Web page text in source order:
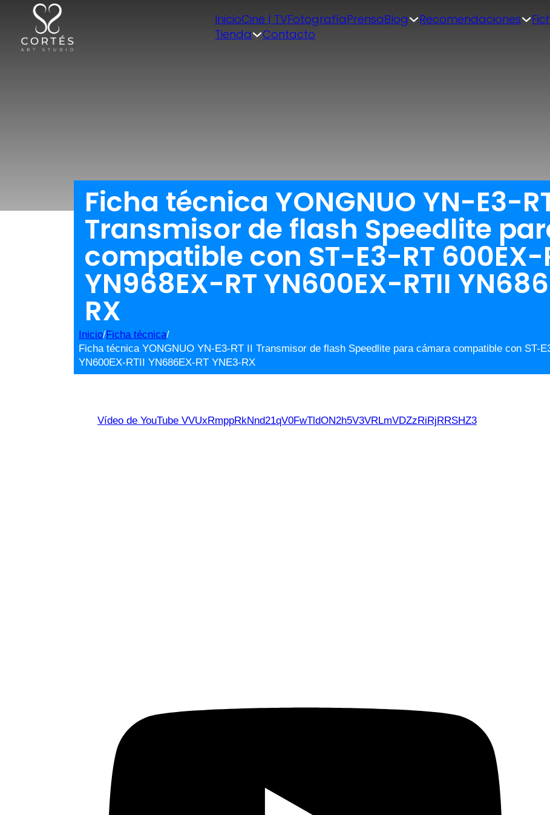
InicioCine | TVFotografíaPrensaBlog Recomendaciones
Tienda
Contacto
Ficha técnica YONGNUO YN-E3-
Transmisor de flash Speedlite
compatible con ST-E3-RT 600EX-
YN968EX-RT YN600EX-RTII
RX
Inicio/Ficha técnica/
Ficha técnica YONGNUO YN-E3-RT II Transmisor de flash Speedlite para cámara compatible con ST-
YN600EX-RTII YN686EX-RT YNE3-RX
Vídeo de YouTube VVUxRmppRkNnd21qV0FwTldON2h5V3VRLmVDZzRiRjRRSHZ3